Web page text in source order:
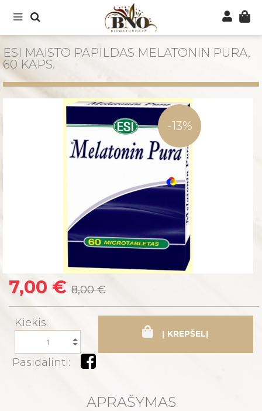
ESI MAISTO PAPILDAS MELATONIN PURA,
60 KAPS.
-13%
7,00 € 8,00 €
Kiekis:
Į KREPŠELĮ
Pasidalinti:
APRAŠYMAS